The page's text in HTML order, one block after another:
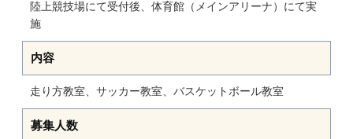
陸上競技場にて受付後、体育館（メインアリーナ）にて実
施
内容
走り方教室、サッカー教室、バスケットボール教室
募集人数